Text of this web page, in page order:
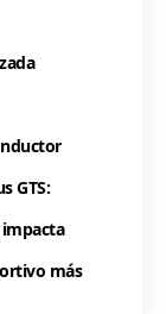
GTS:
más